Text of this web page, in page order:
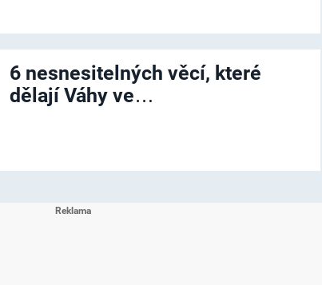
6 nesnesitelných věcí, které
dělají Váhy ve…